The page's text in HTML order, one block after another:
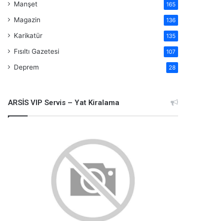
Manşet 165
Magazin 136
Karikatür 135
Fısıltı Gazetesi 107
Deprem 28
ARSİS VIP Servis – Yat Kiralama